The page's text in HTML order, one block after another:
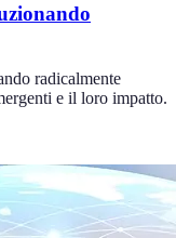
radicalmente
e il loro impatto.